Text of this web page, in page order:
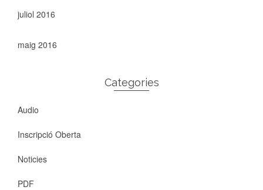
juliol 2016
maig 2016
Categories
Audio
Inscripció Oberta
Noticies
PDF